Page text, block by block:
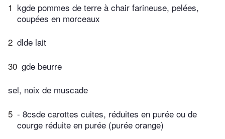
1 kgde pommes de terre à chair farineuse, pelées,
coupées en morceaux
2 dlde lait
30 gde beurre
sel, noix de muscade
5 - 8csde carottes cuites, réduites en purée ou de
courge réduite en purée (purée orange)